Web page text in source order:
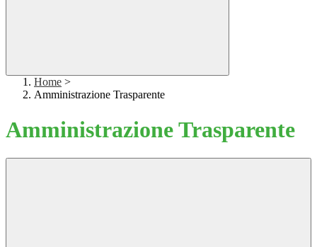
Home >
Amministrazione Trasparente
Amministrazione Trasparente